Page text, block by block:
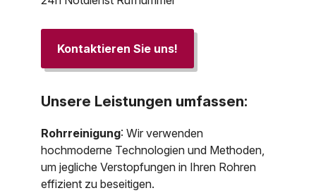
Kontaktieren Sie uns!
Unsere Leistungen umfassen:
Rohrreinigung: Wir verwenden
hochmoderne Technologien und Methoden,
um jegliche Verstopfungen in Ihren Rohren
effizient zu beseitigen.